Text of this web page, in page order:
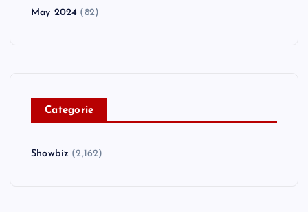
May 2024 (82)
Categorie
Showbiz (2,162)